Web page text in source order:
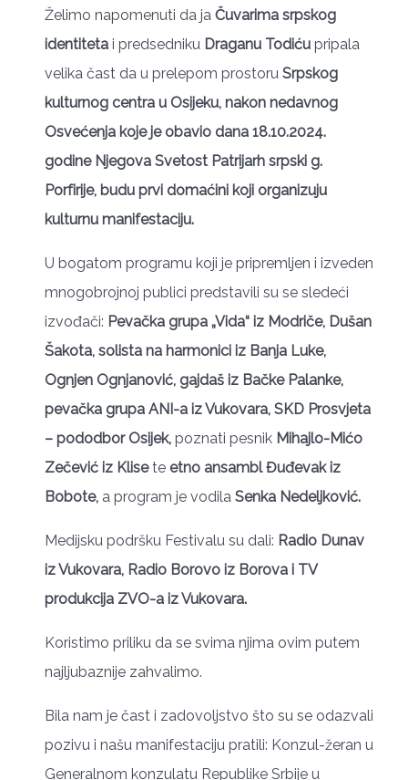
Želimo napomenuti da ja Čuvarima srpskog
identiteta i predsedniku Draganu Todiću pripala
velika čast da u prelepom prostoru Srpskog
kulturnog centra u Osijeku, nakon nedavnog
Osvećenja koje je obavio dana 18.10.2024.
godine Njegova Svetost Patrijarh srpski g.
Porfirije, budu prvi domaćini koji organizuju
kulturnu manifestaciju.
U bogatom programu koji je pripremljen i izveden
mnogobrojnoj publici predstavili su se sledeći
izvođači: Pevačka grupa „Vida“ iz Modriče, Dušan
Šakota, solista na harmonici iz Banja Luke,
Ognjen Ognjanović, gajdaš iz Bačke Palanke,
pevačka grupa ANI-a iz Vukovara, SKD Prosvjeta
– pododbor Osijek, poznati pesnik Mihajlo-Mićo
Zečević iz Klisete etno ansambl Đuđevak iz
Bobote, a program je vodila Senka Nedeljković.
Medijsku podršku Festivalu su dali: Radio Dunav
iz Vukovara, Radio Borovo iz Borova i TV
produkcija ZVO-a iz Vukovara.
Koristimo priliku da se svima njima ovim putem
najljubaznije zahvalimo.
Bila nam je čast i zadovoljstvo što su se odazvali
pozivu i našu manifestaciju pratili: Konzul-žeran u
Generalnom konzulatu Republike Srbije u